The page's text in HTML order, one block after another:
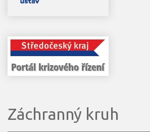
Záchranný kruh